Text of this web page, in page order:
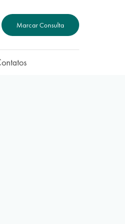
Marcar Consulta